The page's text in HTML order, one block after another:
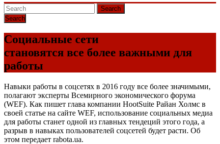
Search
Социальные сети
становятся все более важными для
работы
Навыки работы в соцсетях в 2016 году все более значимыми,
полагают эксперты Всемирного экономического форума
(WEF). Как пишет глава компании HootSuite Райан Холмс в
своей статье на сайте WEF, использование социальных медиа
для работы станет одной из главных тендеций этого года, а
разрыв в навыках пользователей соцсетей будет расти. Об
этом передает rabota.ua.